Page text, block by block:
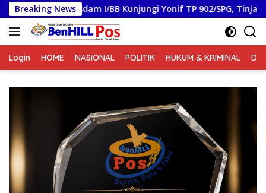
Langsung
ke
konten
Breaking News
I/BB Kunjungi Yonif TP 902/SPG, Tinjau Fasilitas dan Beri
Login HOME NASIONAL POLITIK HUKUM & KRIMINAL